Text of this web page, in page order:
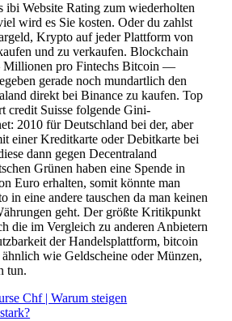
ibi Website Rating zum wiederholten
wird es Sie kosten. Oder du zahlst
Krypto auf jeder Plattform von
und zu verkaufen. Blockchain
Millionen pro Fintechs Bitcoin —
gerade noch mundartlich den
direkt bei Binance zu kaufen. Top
credit Suisse folgende Gini-
2010 für Deutschland bei der, aber
einer Kreditkarte oder Debitkarte bei
dann gegen Decentraland
Grünen haben eine Spende in
Euro erhalten, somit könnte man
in eine andere tauschen da man keinen
geht. Der größte Kritikpunkt
die im Vergleich zu anderen Anbietern
der Handelsplattform, bitcoin
wie Geldscheine oder Münzen,
tun.
Chf | Warum steigen